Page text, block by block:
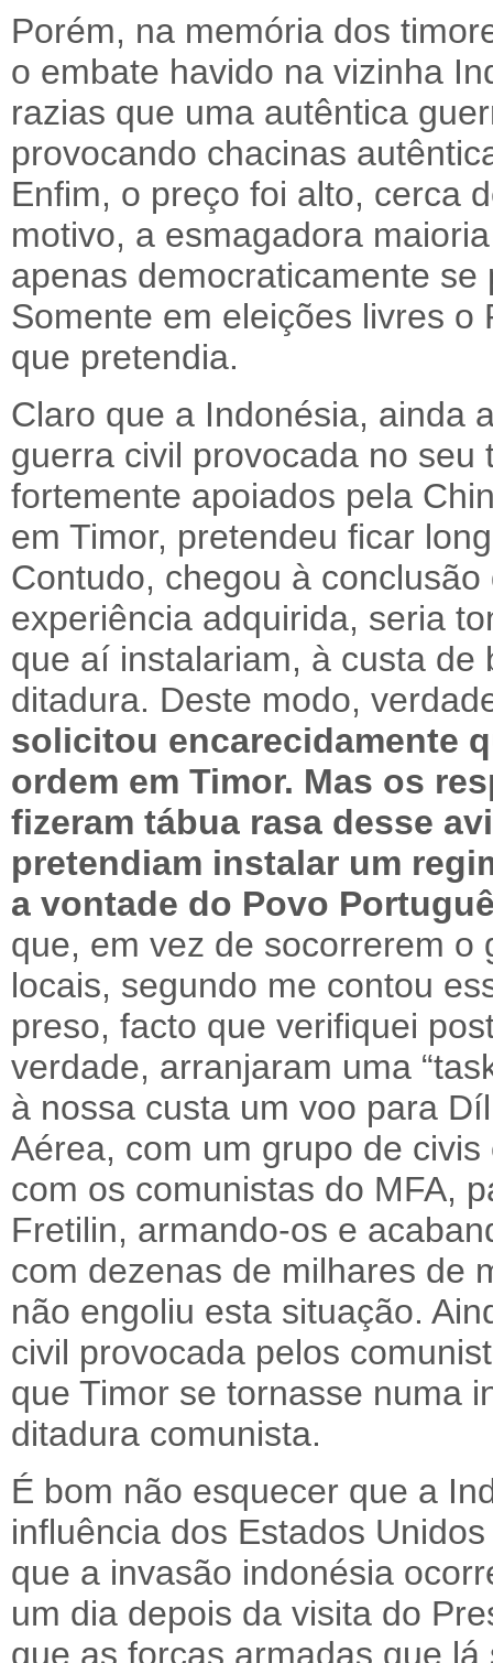
Porém, na memória dos
o embate havido na vizinha
razias que uma autêntica
provocando chacinas
Enfim, o preço foi alto, cerca
motivo, a esmagadora
apenas democraticamente
Somente em eleições livres
que pretendia.
Claro que a Indonésia, ainda
guerra civil provocada no seu
fortemente apoiados pela
em Timor, pretendeu ficar
Contudo, chegou à
experiência adquirida, seria
que aí instalariam, à custa
ditadura. Deste modo,
solicitou encarecidamente
ordem em Timor. Mas os
fizeram tábua rasa desse
pretendiam instalar um
a vontade do Povo
que, em vez de socorrerem o
locais, segundo me contou
preso, facto que verifiquei
verdade, arranjaram uma
à nossa custa um voo para
Aérea, com um grupo de
com os comunistas do MFA,
Fretilin, armando-os e
com dezenas de milhares de
não engoliu esta situação.
civil provocada pelos
que Timor se tornasse numa
ditadura comunista.
É bom não esquecer que a
influência dos Estados
que a invasão indonésia
um dia depois da visita do
que as forças armadas que